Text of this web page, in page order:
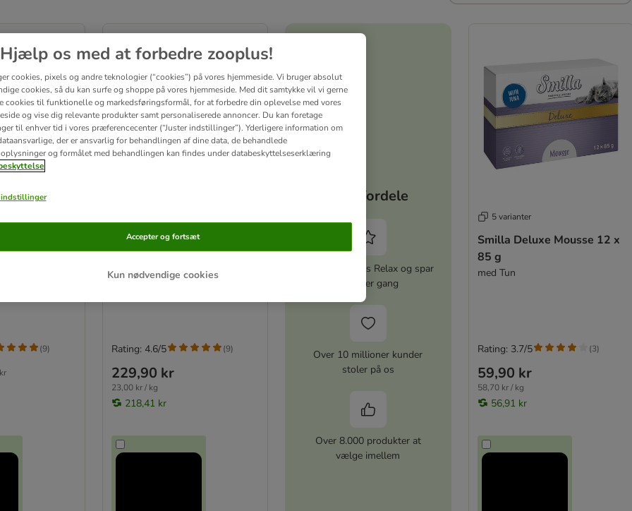
x 10 kg
(9)
Smilla Adult Fjerkræ
10 kg
229,90 kr
23,00 kr / kg
218,41 kr
Rating: 4.6/5 (9)
Dine fordele
Aktiver zooplus Relax og spar
5% hver gang
Over 10 millioner kunder
stoler på os
Over 8.000 produkter at
vælge imellem
5 varianter
Smilla Deluxe Mousse 12 x
85 g
med Tun
59,90 kr
58,70 kr / kg
56,91 kr
Rating: 3.7/5 (3)
Hjælp os med at forbedre zooplus!
cookies, pixels og andre teknologier (“cookies”) på vores hjemmeside. Vi bruger absolut
cookies, så du kan surfe og shoppe på vores hjemmeside. Med dit samtykke vil vi gerne
cookies til funktionelle og markedsføringsformål, for at forbedre din oplevelse med vores
og vise dig relevante produkter samt personaliserede annoncer. Du kan foretage
til enhver tid i vores præferencecenter (“Juster indstillinger”). Yderligere information om
der er ansvarlig for behandlingen af ​​dine data, de behandlede
og formålet med behandlingen kan findes under databeskyttelseserklæring
Kun nødvendige cookies
Accepter og fortsæt